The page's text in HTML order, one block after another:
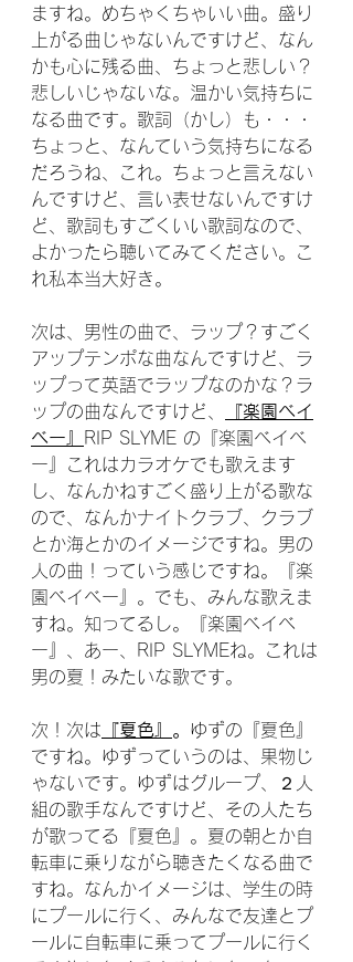
ますね。めちゃくちゃいい曲。盛り
上がる曲じゃないんですけど、なん
かも心に残る曲、ちょっと悲しい？
悲しいじゃないな。温かい気持ちに
なる曲です。歌詞（かし）も・・・
ちょっと、なんていう気持ちになる
だろうね、これ。ちょっと言えない
んですけど、言い表せないんですけ
ど、歌詞もすごくいい歌詞なので、
よかったら聴いてみてください。こ
れ私本当大好き。
次は、男性の曲で、ラップ？すごく
アップテンポな曲なんですけど、ラ
ップって英語でラップなのかな？ラ
ップの曲なんですけど、
『楽園ベイ
ベー』
RIP SLYME の『楽園ベイベ
ー』これはカラオケでも歌えます
し、なんかねすごく盛り上がる歌な
ので、なんかナイトクラブ、クラブ
とか海とかのイメージですね。男の
人の曲！っていう感じですね。『楽
園ベイベー』。でも、みんな歌えま
すね。知ってるし。『楽園ベイベ
ー』、あー、RIP SLYMEね。これは
男の夏！みたいな歌です。
次！次は 『夏色』 。 ゆずの『夏色』
ですね。ゆずっていうのは、果物じ
ゃないです。ゆずはグループ、２人
組の歌手なんですけど、その人たち
が歌ってる『夏色』。夏の朝とか自
転車に乗りながら聴きたくなる曲で
すね。なんかイメージは、学生の時
にプールに行く、みんなで友達とプ
ールに自転車に乗ってプールに行く